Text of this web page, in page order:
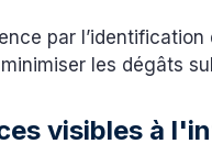
par l’identification
les dégâts
visibles à